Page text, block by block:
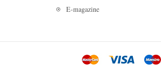
E-magazine